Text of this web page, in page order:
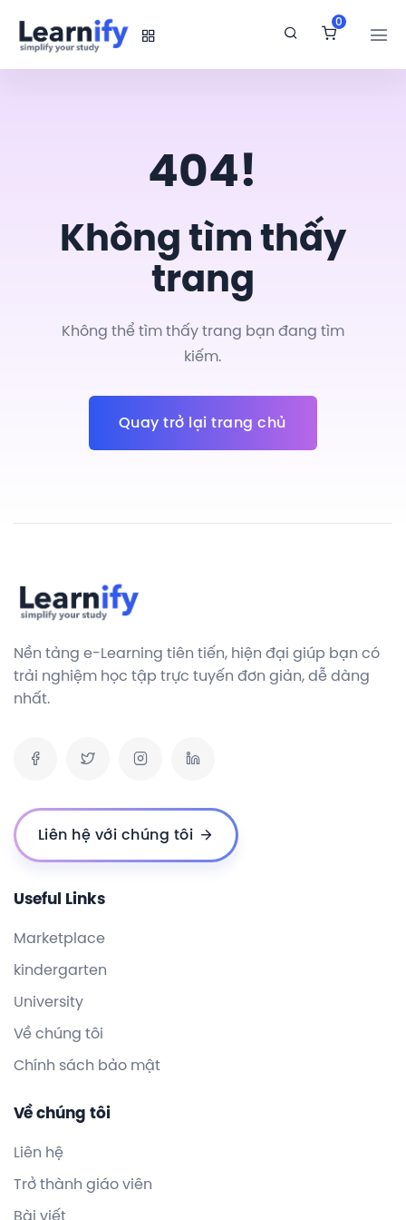
0
404!
Không tìm thấy
trang
Không thể tìm thấy trang bạn đang tìm
kiếm.
Quay trở lại trang chủ
Nền tảng e-Learning tiên tiến, hiện đại giúp bạn có
trải nghiệm học tập trực tuyến đơn giản, dễ dàng
nhất.
Liên hệ với chúng tôi
Useful Links
Marketplace
kindergarten
University
Về chúng tôi
Chính sách bảo mật
Về chúng tôi
Liên hệ
Trở thành giáo viên
Bài viết